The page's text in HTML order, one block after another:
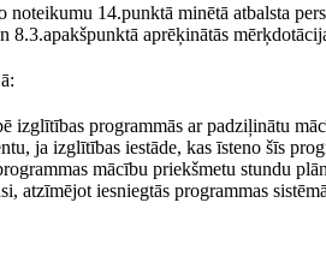
14.punktā minētā atbalsta
8.3.apakšpunktā aprēķinātās
izglītības programmās ar padziļinātu
ja izglītības iestāde, kas īsteno šīs
mācību priekšmetu stundu
atzīmējot iesniegtās programmas